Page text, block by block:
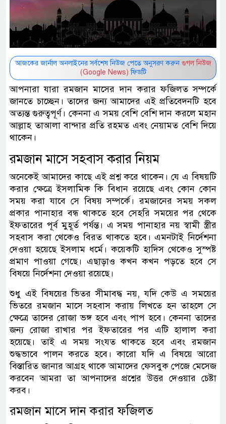
আজকের জার্নাল অনলাইনের সর্বশেষ নিউজ পেতে অনুসরণ করুন গুগল নিউজ
(Google News) ফিডটি
আপনারা যারা রমজান মাসের দান করার ফজিলত সম্পর্কে
জানতে চাচ্ছেন। তাদের জন্য আমাদের এই প্রতিবেদনটি হবে
অত্যন্ত গুরুত্বপূর্ণ। কেননা এ সময় বেশি বেশি দান করলে মহান
আল্লাহ তাআলা বান্দার প্রতি রহমত এবং নেয়ামত বেশি দিয়ে
থাকেন।
রমজান মাসে সহবাস করার নিয়ম
অনেকেই আমাদের কাছে এই প্রশ্ন করে থাকেন। যে এ বিষয়টি
করার ক্ষেত্রে ইসলামিক কি বিধান রয়েছে এবং কোন কোন
সময় করা যাবে সে বিষয় সম্পর্কে। রমজানের সময় সকল
প্রকার পানাহার বন্ধ থাকতে হবে সেহরি সময়ের পর থেকে
ইফতারের পূর্ব মুহূর্ত পর্যন্ত। এ সময় পানাহার নয় স্বামী স্ত্রীর
সহবাস করা থেকেও বিরত থাকতে হবে। এমনটাই নির্দেশনা
দেওয়া হয়েছে ইসলাম ধর্মে। কয়েকটি হাদিস থেকেও সুস্পষ্ট
প্রমাণ পাওয়া গেছে। এছাড়াও কখন কখন পড়তে হবে সে
বিষয়ে নির্দেশনা দেওয়া রয়েছে।
শুধু এই বিষয়ের ভিতর সীমাবদ্ধ নয়, যদি কেউ এ সময়ের
ভিতরে রমজান মাসে সহবাস করায় লিখতে হন তাহলে সে
ক্ষেত্রে তাদের রোজা ভঙ্গ হবে এবং পাপ হবে। কেননা তাদের
জন্য রোজা রাখার পর ইফতারের পর এটি হালাল করা
হয়েছে। তাই এ সময় সংযত থাকতে হবে এবং রমজান
শুদ্ধভাবে পালন করতে হবে। কারো যদি এ বিষয়ে আরো
বিস্তারিত জানার আগ্রহ থাকে আমাদের ফেসবুক পেজে মেসেজ
করবেন আমরা তা আপনাদের প্রশ্নের উত্তর দেওয়ার চেষ্টা
করব।
রমজান মাসে দান করার ফজিলত